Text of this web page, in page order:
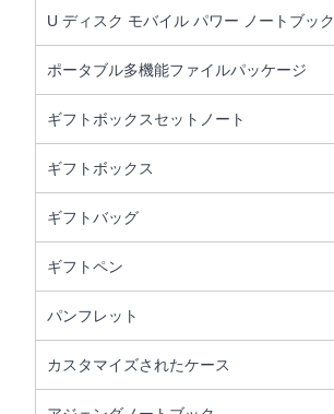
U ディスク モバイル パワー ノートブック
ポータブル多機能ファイルパッケージ
ギフトボックスセットノート
ギフトボックス
ギフトバッグ
ギフトペン
パンフレット
カスタマイズされたケース